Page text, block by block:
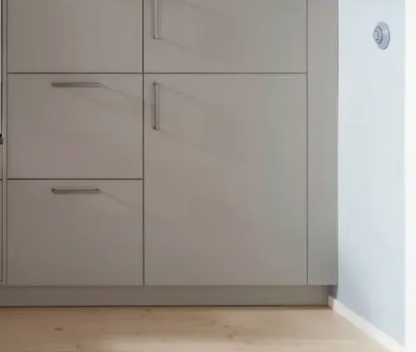
Gmünd
Objektausstattung